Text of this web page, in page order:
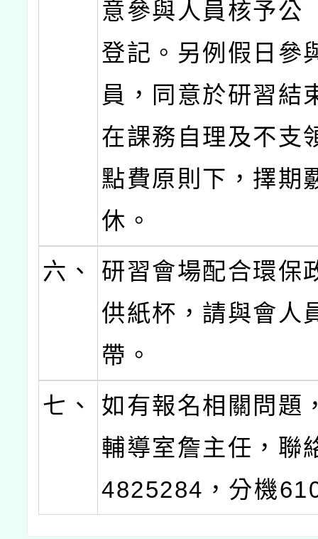
意參與人員核予公
登記。另例假日參
員，同意於研習結
在課務自理及不支
點費原則下，擇期
休。
六、
研習會場配合環保
供紙杯，請與會人
帶。
七、
如有報名相關問題
輔導室詹主任，聯
4825284，分機